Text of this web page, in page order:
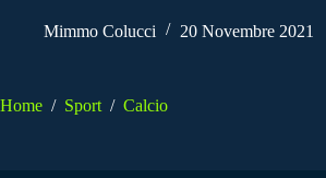
Mimmo Colucci 20 Novembre 2021
Home / Sport / Calcio